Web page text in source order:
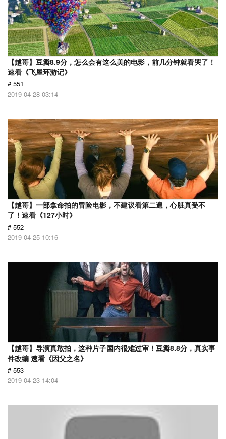
【越哥】豆瓣8.9分，怎么会有这么美的电影，前几分钟就看哭了！
速看《飞屋环游记》
# 551
2019-04-28 03:14
【越哥】一部拿命拍的冒险电影，不建议看第二遍，心脏真受不
了！速看《127小时》
# 552
2019-04-25 10:16
【越哥】导演真敢拍，这种片子国内很难过审！豆瓣8.8分，真实事
件改编 速看《因父之名》
# 553
2019-04-23 14:04